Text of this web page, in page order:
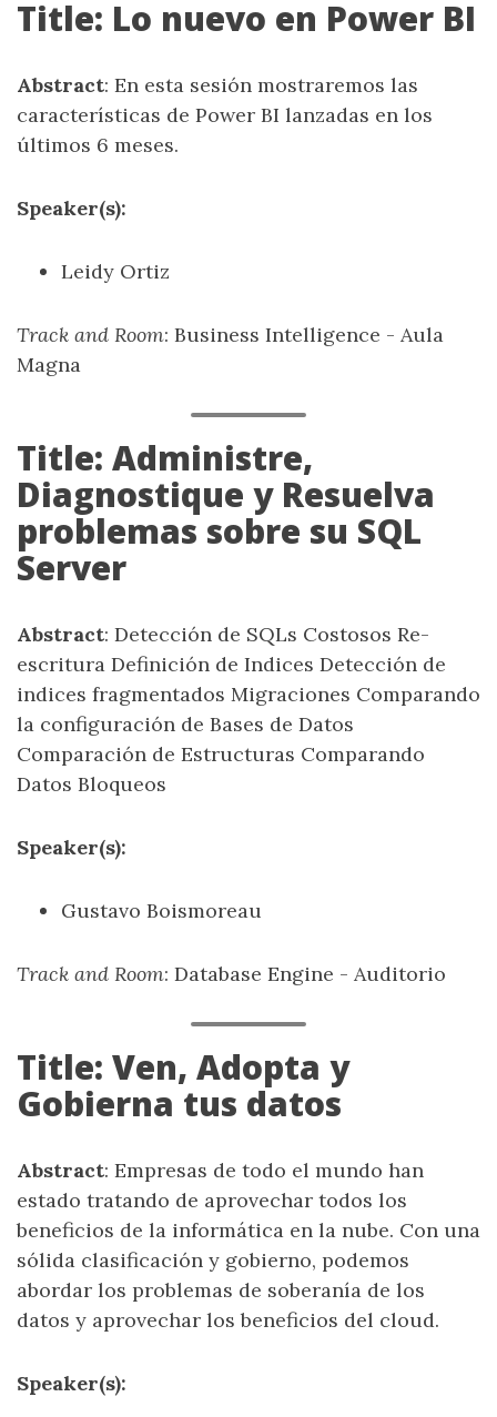
Title: Lo nuevo en Power BI
Abstract: En esta sesión mostraremos las
características de Power BI lanzadas en los
últimos 6 meses.
Speaker(s):
Leidy Ortiz
Track and Room: Business Intelligence - Aula
Magna
Title: Administre,
Diagnostique y Resuelva
problemas sobre su SQL
Server
Abstract: Detección de SQLs Costosos Re-
escritura Definición de Indices Detección de
indices fragmentados Migraciones Comparando
la configuración de Bases de Datos
Comparación de Estructuras Comparando
Datos Bloqueos
Speaker(s):
Gustavo Boismoreau
Track and Room: Database Engine - Auditorio
Title: Ven, Adopta y
Gobierna tus datos
Abstract: Empresas de todo el mundo han
estado tratando de aprovechar todos los
beneficios de la informática en la nube. Con una
sólida clasificación y gobierno, podemos
abordar los problemas de soberanía de los
datos y aprovechar los beneficios del cloud.
Speaker(s):